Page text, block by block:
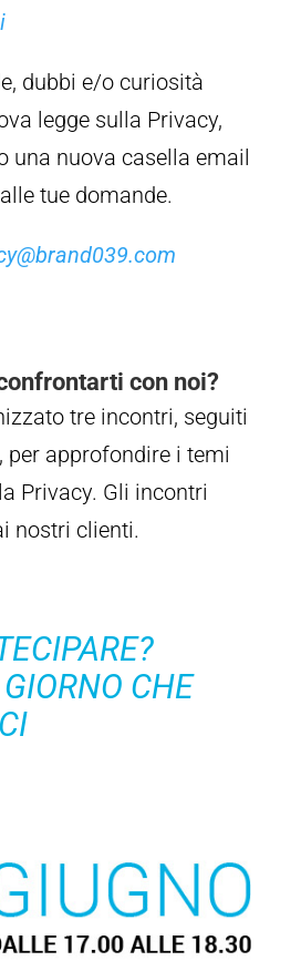
dubbi e/o curiosità
legge sulla Privacy,
una nuova casella email
tue domande.
con noi?
tre incontri, seguiti
per approfondire i temi
Privacy. Gli incontri
nostri clienti.
CHE